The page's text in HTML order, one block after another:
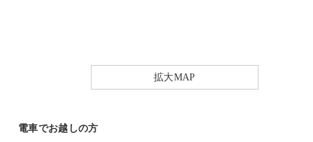
拡大MAP
電車でお越しの方